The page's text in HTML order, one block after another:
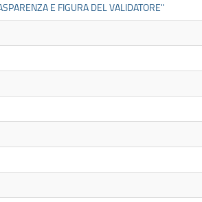
E FIGURA DEL VALIDATORE"